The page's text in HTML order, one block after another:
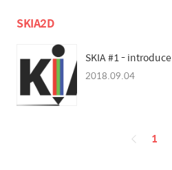
SKIA2D
SKIA #1 - introduce
2018.09.04
페
1